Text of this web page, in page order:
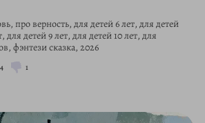
про верность, для детей 6 лет, для детей
для детей 9 лет, для детей 10 лет, для
фэнтези сказка, 2026
1